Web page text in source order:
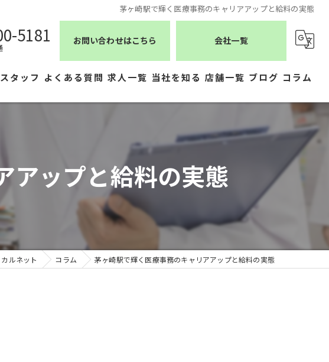
茅ヶ崎駅で輝く医療事務のキャリアアップと給料の実態
5181 お問い合わせはこちら 会社一覧
スタッフ よくある質問 求人一覧 当社を知る
医療事務
正社員
パート
店舗一覧
シーエスメディカルネット
株式会社ジェムス
株式会社かもめ薬局
有限会社トレーフル
ブログ コラム
アップと給料の実態
ルネット コラム 茅ヶ崎駅で輝く医療事務のキャリアアップと給料の実態